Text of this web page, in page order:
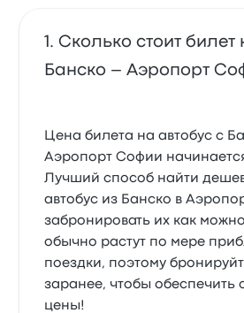
Сколько стоит билет
Банско – Аэропорт
Цена билета на автобус с
Аэропорт Софии
Лучший способ найти
автобус из Банско в
забронировать их как
обычно растут по мере
поездки, поэтому
заранее, чтобы обеспечить
цены!